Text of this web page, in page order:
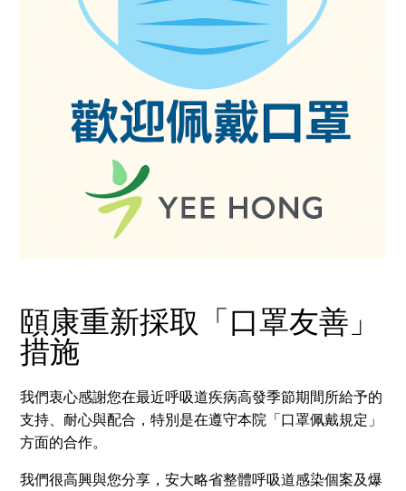
頤康重新採取「口罩友善」
措施
我們衷心感謝您在最近呼吸道疾病高發季節期間所給予的
支持、耐心與配合，特別是在遵守本院「口罩佩戴規定」
方面的合作。
我們很高興與您分享，安大略省整體呼吸道感染個案及爆